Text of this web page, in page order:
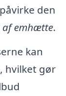
den
emhætte.
kan
hvilket gør